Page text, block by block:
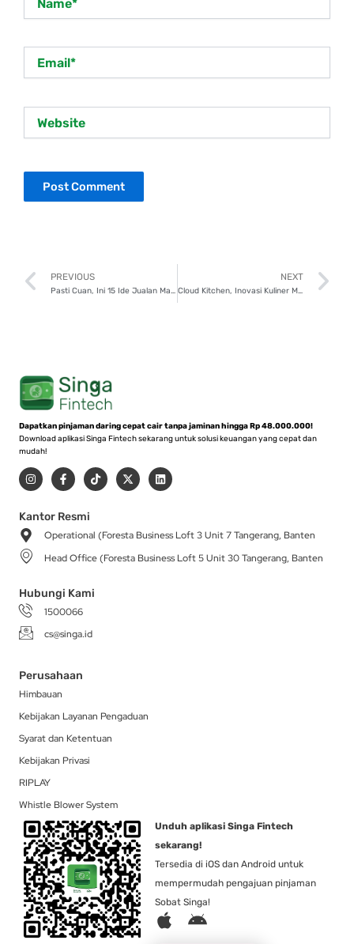
Prev
PREVIOUS
Pasti Cuan, Ini 15 Ide Jualan Makanan Paling Laris!
NEXT
Cloud Kitchen, Inovasi Kuliner Modern yang Wajib Sobat Singa Tahu!
Dapatkan pinjaman daring cepat cair tanpa jaminan hingga Rp 48.000.000!
Download aplikasi Singa Fintech sekarang untuk solusi keuangan yang cepat dan
mudah!
I
n
s
a
g
r
a
m
F
a
c
b
o
-
T
i
k
X
-
t
t
r
L
i
n
i
Kantor Resmi
Operational (Foresta Business Loft 3 Unit 7 Tangerang, Banten
Head Office (Foresta Business Loft 5 Unit 30 Tangerang, Banten
Hubungi Kami
1500066
cs@singa.id
Perusahaan
Himbauan
Kebijakan Layanan Pengaduan
Syarat dan Ketentuan
Kebijakan Privasi
RIPLAY
Whistle Blower System
Unduh aplikasi Singa Fintech
sekarang!
Tersedia di iOS dan Android untuk
mempermudah pengajuan pinjaman
Sobat Singa!
A
A